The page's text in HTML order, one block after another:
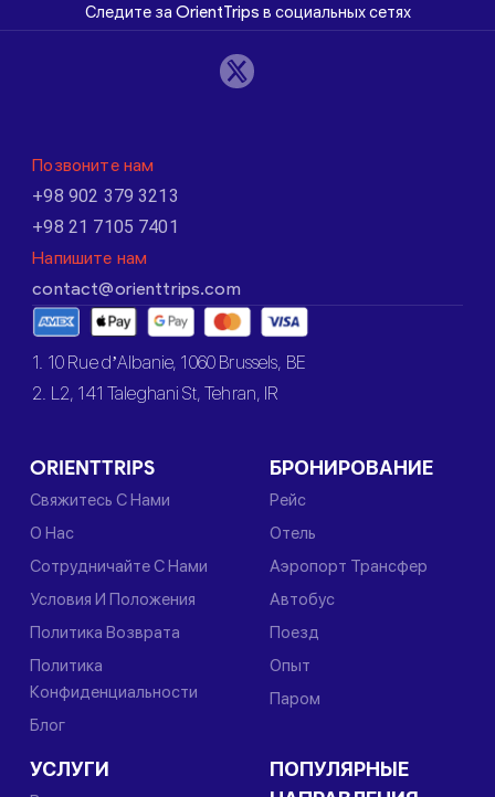
Следите за OrientTrips в социальных сетях
Позвоните нам
+98 902 379 3213
+98 21 7105 7401
Напишите нам
contact@orienttrips.com
1. 10 Rue d’Albanie, 1060 Brussels, BE
2. L2, 141 Taleghani St, Tehran, IR
ORIENTTRIPS
Свяжитесь С Нами
О Нас
Сотрудничайте С Нами
Условия И Положения
Политика Возврата
Политика
Конфиденциальности
Блог
БРОНИРОВАНИЕ
Рейс
Отель
Аэропорт Трансфер
Автобус
Поезд
Опыт
Паром
УСЛУГИ
ПОПУЛЯРНЫЕ